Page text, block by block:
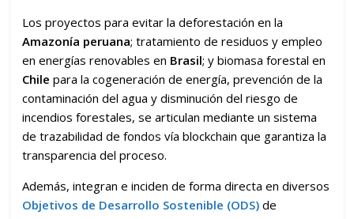
Los proyectos para evitar la deforestación en la
Amazonía peruana; tratamiento de residuos y empleo
en energías renovables en Brasil; y biomasa forestal en
Chile para la cogeneración de energía, prevención de la
contaminación del agua y disminución del riesgo de
incendios forestales, se articulan mediante un sistema
de trazabilidad de fondos vía blockchain que garantiza la
transparencia del proceso.
Además, integran e inciden de forma directa en diversos
Objetivos de Desarrollo Sostenible (ODS) de